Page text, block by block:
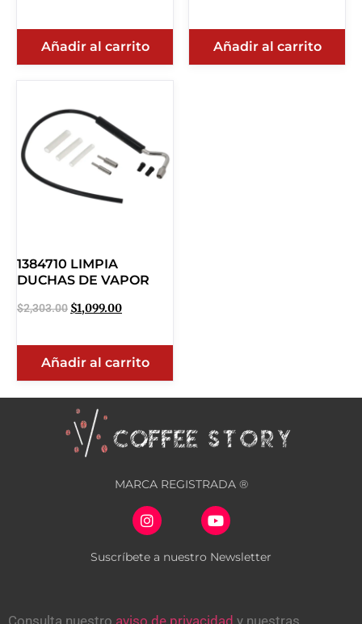
Añadir al carrito Añadir al carrito
1384710 LIMPIA
DUCHAS DE VAPOR
$2,303.00 $1,099.00
Añadir al carrito
MARCA REGISTRADA ®
Suscríbete a nuestro Newsletter
Consulta nuestro aviso de privacidad y nuestras